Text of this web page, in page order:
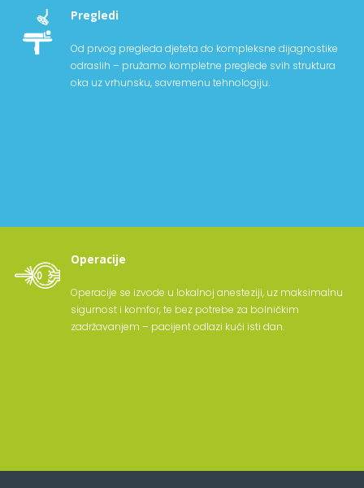
Pregledi
Od prvog pregleda djeteta do kompleksne dijagnostike
odraslih – pružamo kompletne preglede svih struktura
oka uz vrhunsku, savremenu tehnologiju.
Operacije
Operacije se izvode u lokalnoj anesteziji, uz maksimalnu
sigurnost i komfor, te bez potrebe za bolničkim
zadržavanjem – pacijent odlazi kući isti dan.